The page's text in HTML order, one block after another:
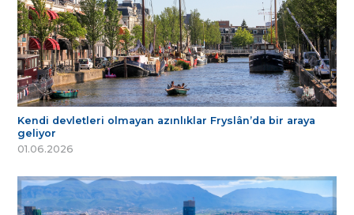
Kendi devletleri olmayan azınlıklar Fryslân’da bir araya
geliyor
01.06.2026